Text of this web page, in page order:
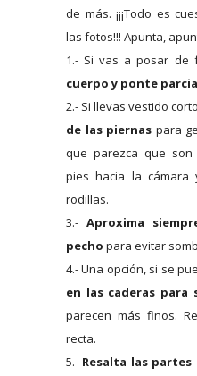
de más. ¡¡¡Todo es
las fotos!!! Apunta,
1.- Si vas a posar de
cuerpo y ponte
2.- Si llevas vestido
de las piernas para
que parezca que son
pies hacia la cámara
rodillas.
3.-Aproxima
pecho para evitar
4.- Una opción, si se
en las caderas para
parecen más finos.
recta.
5.- Resalta las